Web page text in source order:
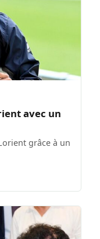
avec un
grâce à un